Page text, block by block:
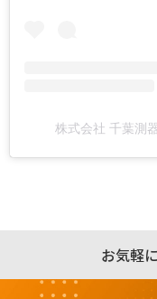
株式会社 千葉測
お気軽